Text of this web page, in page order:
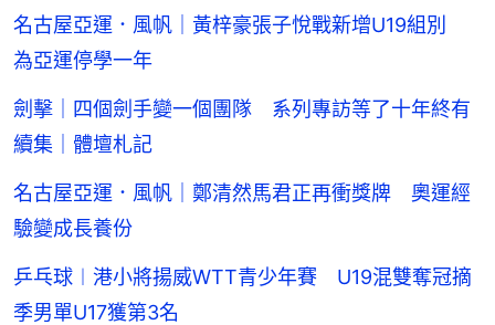
名古屋亞運．風帆｜黃梓豪張子悅戰新增U19組別
為亞運停學一年
劍擊｜四個劍手變一個團隊 系列專訪等了十年終有
續集｜體壇札記
名古屋亞運．風帆｜鄭清然馬君正再衝獎牌 奧運經
驗變成長養份
乒乓球︱港小將揚威WTT青少年賽 U19混雙奪冠摘
季男單U17獲第3名